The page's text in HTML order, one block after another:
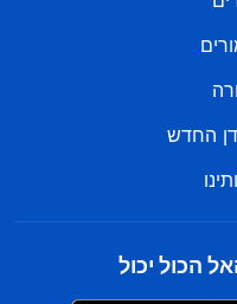
החדש
הכול יכול